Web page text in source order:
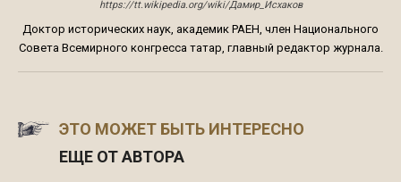
https://tt.wikipedia.org/wiki/Дамир_Исхаков
Доктор исторических наук, академик РАЕН, член Национального
Совета Всемирного конгресса татар, главный редактор журнала.
ЭТО МОЖЕТ БЫТЬ ИНТЕРЕСНО
ЕЩЕ ОТ АВТОРА